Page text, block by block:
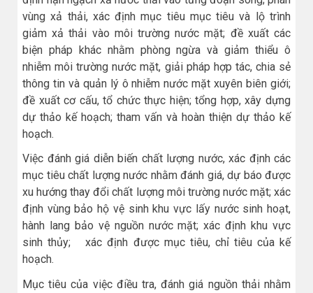
vùng xả thải, xác định mục tiêu mục tiêu và lộ trình
giảm xả thải vào môi trường nước mặt; đề xuất các
biện pháp khác nhằm phòng ngừa và giảm thiểu ô
nhiễm môi trường nước mặt, giải pháp hợp tác, chia sẻ
thông tin và quản lý ô nhiễm nước mặt xuyên biên giới;
đề xuất cơ cấu, tổ chức thực hiện; tổng hợp, xây dựng
dự thảo kế hoạch; tham vấn và hoàn thiện dự thảo kế
hoạch.
Việc đánh giá diễn biến chất lượng nước, xác định các
mục tiêu chất lượng nước nhằm đánh giá, dự báo được
xu hướng thay đổi chất lượng môi trường nước mặt; xác
định vùng bảo hộ vệ sinh khu vực lấy nước sinh hoạt,
hành lang bảo vệ nguồn nước mặt; xác định khu vực
sinh thủy; xác định được mục tiêu, chỉ tiêu của kế
hoạch.
Mục tiêu của việc điều tra, đánh giá nguồn thải nhằm